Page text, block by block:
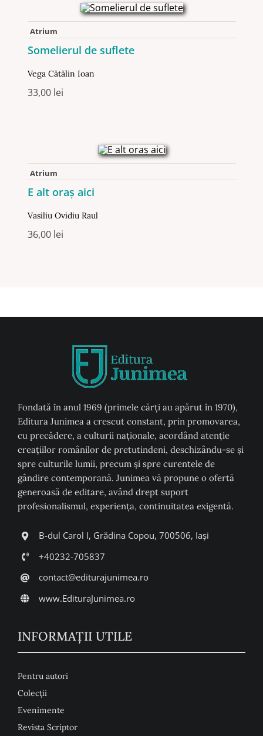
Atrium
Somelierul de suflete
Vega Cătălin Ioan
33,00 lei
Atrium
E alt oraş aici
Vasiliu Ovidiu Raul
36,00 lei
Fondată în anul 1969 (primele cărți au apărut în 1970),
Editura Junimea a crescut constant, prin promovarea,
cu precădere, a culturii naţionale, acordând atenţie
creaţiilor românilor de pretutindeni, deschizându-se şi
spre culturile lumii, precum şi spre curentele de
gândire contemporană. Junimea vă propune o ofertă
generoasă de editare, având drept suport
profesionalismul, experiența, continuitatea exigentă.
B-dul Carol I, Grădina Copou, 700506, Iași
+40232-705837
contact@editurajunimea.ro
www.EdituraJunimea.ro
INFORMAŢII UTILE
Pentru autori
Colecţii
Evenimente
Revista Scriptor